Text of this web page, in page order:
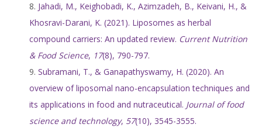
Jahadi, M., Keighobadi, K., Azimzadeh, B., Keivani, H., &
Khosravi-Darani, K. (2021). Liposomes as herbal
compound carriers: An updated review. Current Nutrition
& Food Science, 17(8), 790-797.
Subramani, T., & Ganapathyswamy, H. (2020). An
overview of liposomal nano-encapsulation techniques and
its applications in food and nutraceutical. Journal of food
science and technology, 57(10), 3545-3555.